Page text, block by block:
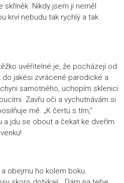
Nikdy jsem jí neměl
krví nebudu tak rychlý a tak
uvěřitelné je, že pocházejí od
jakési zvrácené parodické a
samotného, uchopím sklenici
Zavřu oči a vychutnávám si
mě. „K čertu s tím,“
a jdu se obout a čekat ke dveřím
a obejmu ho kolem boku.